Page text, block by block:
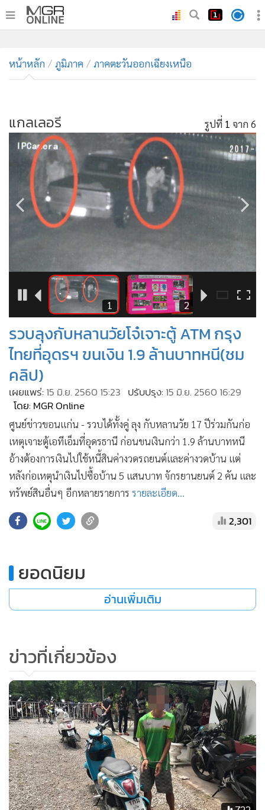
• ทันเหตุการณ์
• ภาคใต้
• Online Section
• บันเทิง
ผู้จัดการรายวัน
คอลัมนิสต์
ละคร
CbizReview
Cyber BIZ
Good health & Well-being
Green Innovation & SD
Management & HR
• MGR Live
• Infographic
• การเมือง
• ท่องเที่ยว
• กีฬา
ต่างประเทศ
• Special Scoop
• เศรษฐกิจ-ธุรกิจ
จีน
ชุมชน-คุณภาพชีวิต
• Motoring
• SMEs
• อินโดจีน
• Celeb Online
• Factcheck
• ญี่ปุ่น
• News1
• Gotomanager
รวบลุงกับหลานวัยโจ๋เจาะตู้ ATM กรุง
ไทยที่อุดรฯ ขนเงิน 1.9 ล้านบาทหนี(ชม
คลิป)
เผยแพร่: 15 มิ.ย. 2560 15:23 ปรับปรุง: 15 มิ.ย. 2560 16:29
โดย: MGR Online
ศูนย์ข่าวขอนแก่น - รวบได้ทั้งคู่ ลุง กับหลานวัย 17 ปีร่วมกันก่อ
เหตุเจาะตู้เอทีเอ็มที่อุดรธานี ก่อนขนเงินกว่า 1.9 ล้านบาทหนี
อ้างต้องการเงินไปใช้หนี้สินค่างวดรถยนต์และค่างวดบ้าน แต่
หลังก่อเหตุนำเงินไปซื้อบ้าน 5 แสนบาท จักรยานยนต์ 2 คัน และ
ทรัพย์สินอื่นๆ อีกหลายรายการ รายละเอียด...
2,301
ยอดนิยม
อ่านเพิ่มเติม
ข่าวที่เกี่ยวข้อง
722
หน้าหลัก ภูมิภาค ภาคตะวันออกเฉียงเหนือ
แกลเลอรี รูปที่ 1 จาก 6
1 2